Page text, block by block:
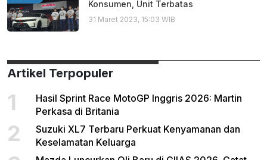
Konsumen, Unit Terbatas
31 Maret 2023, 15:03 WIB
Artikel Terpopuler
1
Hasil Sprint Race MotoGP Inggris 2026: Martin
Perkasa di Britania
2
Suzuki XL7 Terbaru Perkuat Kenyamanan dan
Keselamatan Keluarga